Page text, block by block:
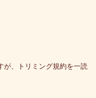
、トリミング規約を一読